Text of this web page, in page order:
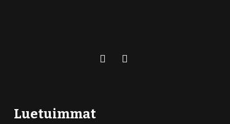
Luetuimmat